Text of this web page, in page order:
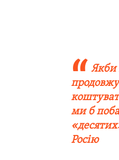
Якби
ми б
Росію